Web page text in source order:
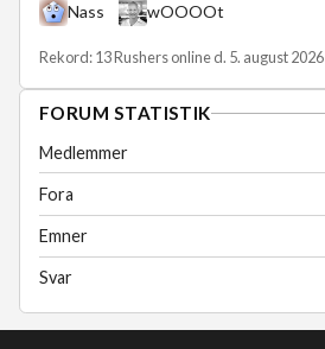
Nass wOOOOt
Rekord: 13 Rushers online d. 5. august 2026
FORUM STATISTIK
Medlemmer
Fora
Emner
Svar